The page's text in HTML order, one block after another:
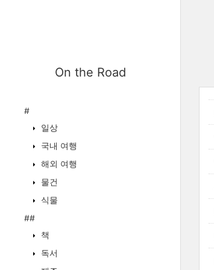
On the Road
#
일상
국내 여행
해외 여행
물건
식물
##
책
독서